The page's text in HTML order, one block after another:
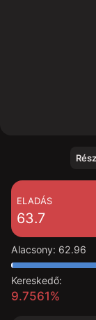
ELADÁS
63.7
Alacsony: 62.96
Kereskedő:
9.7561%